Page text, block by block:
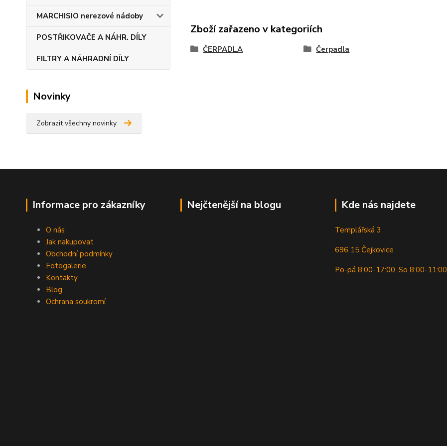
MARCHISIO nerezové nádoby
POSTŘIKOVAČE A NÁHR. DÍLY
FILTRY A NÁHRADNÍ DÍLY
Novinky
Zobrazit všechny novinky
Zboží zařazeno v kategoriích
ČERPADLA Čerpadla
Informace pro zákazníky
O nás
Jak nakupovat
Obchodní podmínky
Fotogalerie
Kontakty
Blog
Ochrana soukromí
Nejčtenější na blogu Kde nás najdete
Templářská 3
696 15 Čejkovice
Po-pá 8:00-17:00, So 8:00-11:00